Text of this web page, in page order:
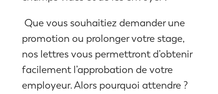
Que vous souhaitiez demander une
promotion ou prolonger votre stage,
nos lettres vous permettront d’obtenir
facilement l’approbation de votre
employeur. Alors pourquoi attendre ?